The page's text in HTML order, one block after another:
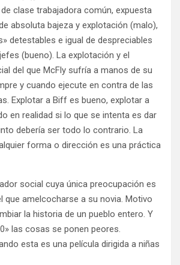
clase trabajadora común, expuesta
absoluta bajeza y explotación (malo),
detestables e igual de despreciables
(bueno). La explotación y el
del que McFly sufría a manos de su
y cuando ejecute en contra de las
Explotar a Biff es bueno, explotar a
en realidad si lo que se intenta es dar
debería ser todo lo contrario. La
forma o dirección es una práctica
social cuya única preocupación es
que amelcocharse a su novia. Motivo
la historia de un pueblo entero. Y
las cosas se ponen peores.
esta es una película dirigida a niñas